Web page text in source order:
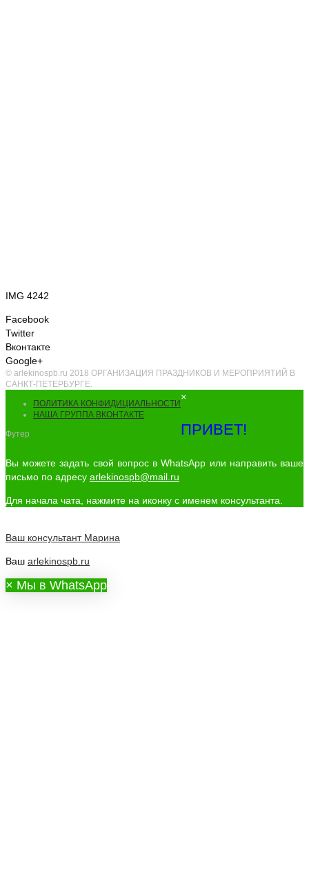
IMG 4242
Facebook
Twitter
Вконтакте
Google+
© arlekinospb.ru 2018 ОРГАНИЗАЦИЯ ПРАЗДНИКОВ И МЕРОПРИЯТИЙ В
САНКТ-ПЕТЕРБУРГЕ.
ПОЛИТИКА КОНФИДИЦИАЛЬНОСТИ
НАША ГРУППА ВКОНТАКТЕ
Футер
×
ПРИВЕТ!
Вы можете задать свой вопрос в WhatsApp или направить ваше
письмо по адресу arlekinospb@mail.ru
Для начала чата, нажмите на иконку с именем консультанта.
Ваш консультант Марина
Ваш arlekinospb.ru
× Мы в WhatsApp